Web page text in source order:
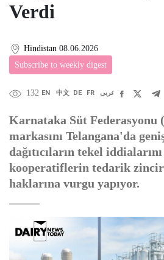
Verdi
Hindistan 08.06.2026
Subscribe to weekly digest
132 EN 中文 DE FR عربى
Karnataka Süt
markasını Telangana'da
dağıtıcıların tekel
kooperatiflerin tedarik
haklarına vurgu yapıyor.